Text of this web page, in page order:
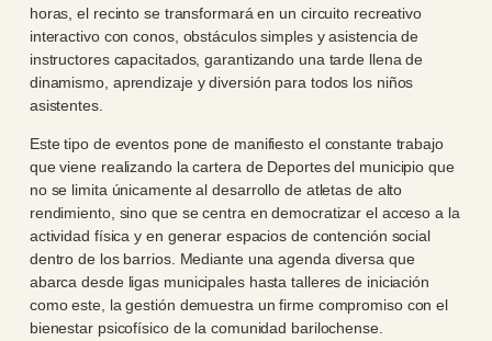
horas, el recinto se transformará en un circuito recreativo
interactivo con conos, obstáculos simples y asistencia de
instructores capacitados, garantizando una tarde llena de
dinamismo, aprendizaje y diversión para todos los niños
asistentes.
Este tipo de eventos pone de manifiesto el constante trabajo
que viene realizando la cartera de Deportes del municipio que
no se limita únicamente al desarrollo de atletas de alto
rendimiento, sino que se centra en democratizar el acceso a la
actividad física y en generar espacios de contención social
dentro de los barrios. Mediante una agenda diversa que
abarca desde ligas municipales hasta talleres de iniciación
como este, la gestión demuestra un firme compromiso con el
bienestar psicofísico de la comunidad barilochense.